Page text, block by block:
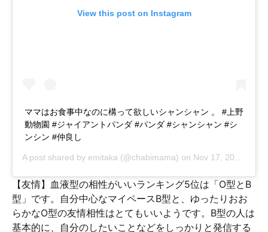
View this post on Instagram
ママはお食事中なのに構って欲しいシャンシャン 。 #上野
動物園 #ジャイアントパンダ #パンダ #シャンシャン #シ
ンシン #仲良し
A post shared by emitaka (@chabimama) on Nov 17, 2018 at 9:28pm PST
【友情】血液型の相性がいいランキング5位は「O型とB
型」です。自分中心なマイペースB型と、ゆったりおお
らかなO型の友情相性はとてもいいようです。B型の人は
基本的に、自分のしたいことなどをしっかりと発信する